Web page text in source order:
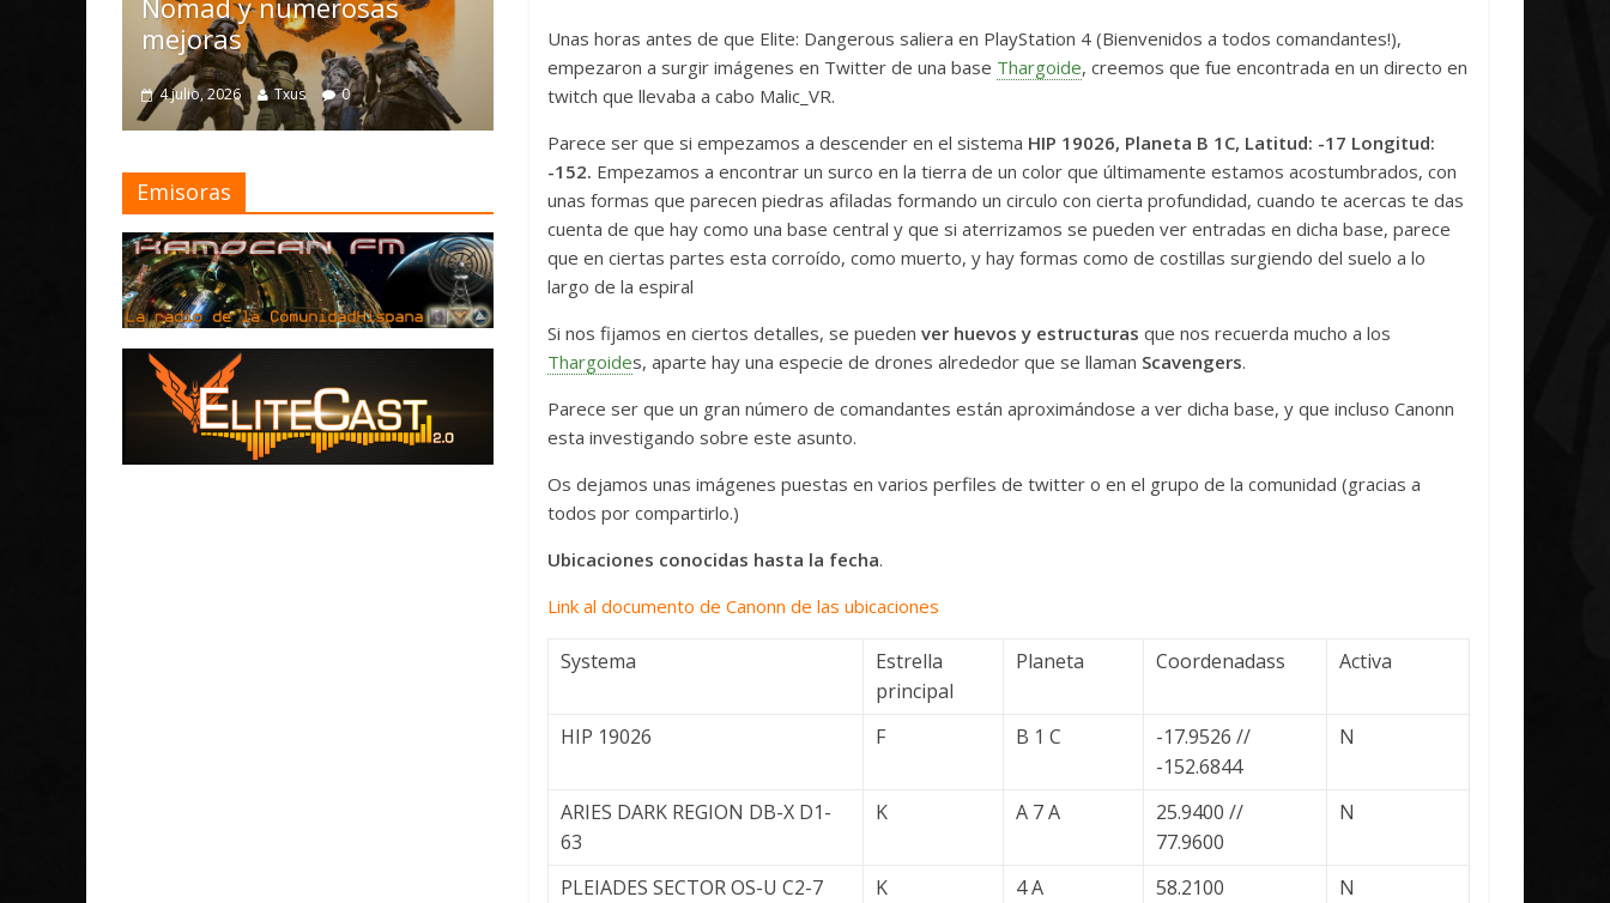
Unas horas antes de que Elite: Dangerous saliera en PlayStation 4 (Bienvenidos a todos comandantes!),
empezaron a surgir imágenes en Twitter de una base Thargoide, creemos que fue encontrada en un directo en
twitch que llevaba a cabo Malic_VR.
Parece ser que si empezamos a descender en el sistema HIP 19026, Planeta B 1C, Latitud: -17 Longitud:
-152. Empezamos a encontrar un surco en la tierra de un color que últimamente estamos acostumbrados, con
unas formas que parecen piedras afiladas formando un circulo con cierta profundidad, cuando te acercas te das
cuenta de que hay como una base central y que si aterrizamos se pueden ver entradas en dicha base, parece
que en ciertas partes esta corroído, como muerto, y hay formas como de costillas surgiendo del suelo a lo
largo de la espiral
Si nos fijamos en ciertos detalles, se pueden ver huevos y estructuras que nos recuerda mucho a los
Thargoides, aparte hay una especie de drones alrededor que se llaman Scavengers.
Parece ser que un gran número de comandantes están aproximándose a ver dicha base, y que incluso Canonn
esta investigando sobre este asunto.
Os dejamos unas imágenes puestas en varios perfiles de twitter o en el grupo de la comunidad (gracias a
todos por compartirlo.)
Ubicaciones conocidas hasta la fecha.
Link al documento de Canonn de las ubicaciones
Systema
Estrella
principal
Planeta Coordenadass Activa
HIP 19026 F B 1 C
-17.9526 //
-152.6844
N
ARIES DARK REGION DB-X D1-
63
K A 7 A
25.9400 //
77.9600
N
PLEIADES SECTOR OS-U C2-7 K 4 A
58.2100
N
mejoras
4 julio, 2026 Txus 0
Mayo de 2026
28 mayo, 2026 Txus 0
14 abril, 2026 Txus 0 7 abril, 2026 Txus 0
Emisoras